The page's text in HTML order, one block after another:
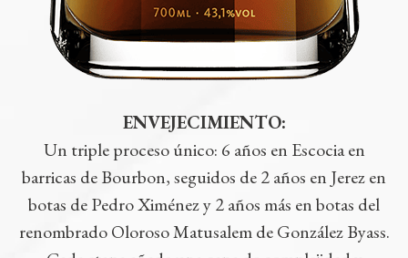
ENVEJECIMIENTO:
Un triple proceso único: 6 años en Escocia en
barricas de Bourbon, seguidos de 2 años en Jerez en
botas de Pedro Ximénez y 2 años más en botas del
renombrado Oloroso Matusalem de González Byass.